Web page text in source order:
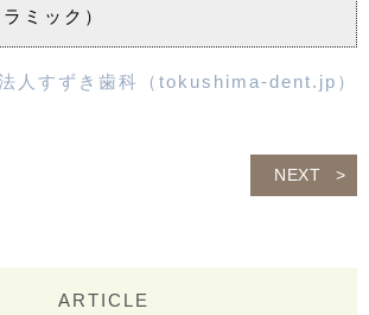
ミック）
人すずき歯科（tokushima-dent.jp）
NEXT
ARTICLE